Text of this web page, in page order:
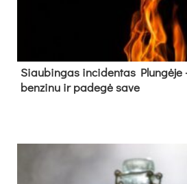
Siau­bin­gas in­ci­den­tas Plun­gė­je
ben­zi­nu ir pa­de­gė sa­ve